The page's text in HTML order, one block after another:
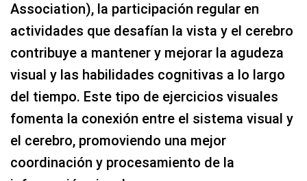
Association), la participación regular en
actividades que desafían la vista y el cerebro
contribuye a mantener y mejorar la agudeza
visual y las habilidades cognitivas a lo largo
del tiempo. Este tipo de ejercicios visuales
fomenta la conexión entre el sistema visual y
el cerebro, promoviendo una mejor
coordinación y procesamiento de la